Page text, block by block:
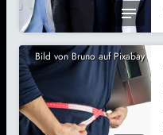
Bild von Bruno auf Pixabay